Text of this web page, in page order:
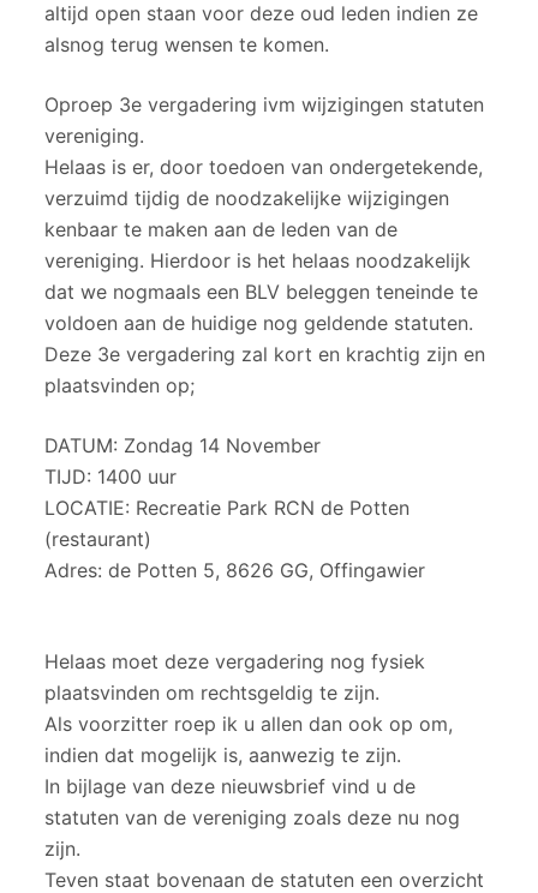
altijd open staan voor deze oud leden indien ze
alsnog terug wensen te komen.
Oproep 3e vergadering ivm wijzigingen statuten
vereniging.
Helaas is er, door toedoen van ondergetekende,
verzuimd tijdig de noodzakelijke wijzigingen
kenbaar te maken aan de leden van de
vereniging. Hierdoor is het helaas noodzakelijk
dat we nogmaals een BLV beleggen teneinde te
voldoen aan de huidige nog geldende statuten.
Deze 3e vergadering zal kort en krachtig zijn en
plaatsvinden op;
DATUM: Zondag 14 November
TIJD: 1400 uur
LOCATIE: Recreatie Park RCN de Potten
(restaurant)
Adres: de Potten 5, 8626 GG, Offingawier
Helaas moet deze vergadering nog fysiek
plaatsvinden om rechtsgeldig te zijn.
Als voorzitter roep ik u allen dan ook op om,
indien dat mogelijk is, aanwezig te zijn.
In bijlage van deze nieuwsbrief vind u de
statuten van de vereniging zoals deze nu nog
zijn.
Teven staat bovenaan de statuten een overzicht